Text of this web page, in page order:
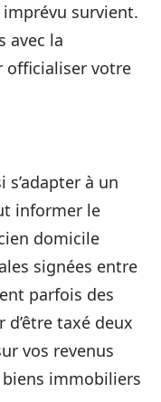
imprévu survient.
avec la
officialiser votre
s’adapter à un
informer le
domicile
signées entre
parfois des
taxé deux
vos revenus
immobiliers